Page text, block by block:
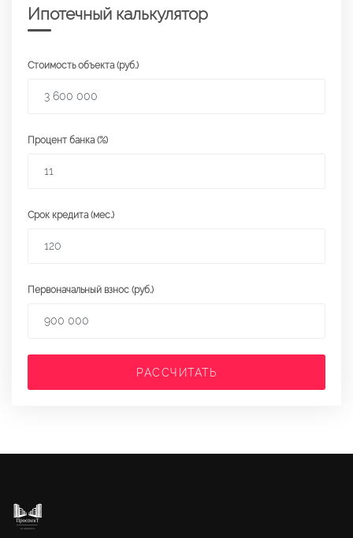
Ипотечный калькулятор
Стоимость объекта (руб.)
Процент банка (%)
Срок кредита (мес.)
Первоначальный взнос (руб.)
РАССЧИТАТЬ